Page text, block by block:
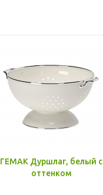
ГЕМАК Дуршлаг, белый с
оттенком